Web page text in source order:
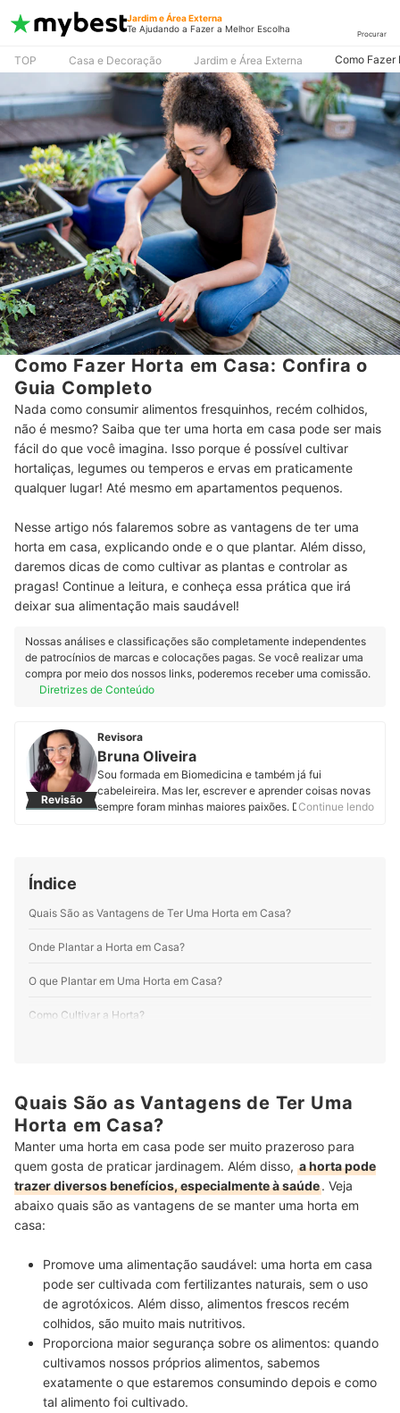
Jardim e Área Externa
Te Ajudando a Fazer a Melhor Escolha
Procurar
TOP Casa e Decoração Jardim e Área Externa Como Fazer
Como Fazer Horta em Casa: Confira o
Guia Completo
Nada como consumir alimentos fresquinhos, recém colhidos,
não é mesmo? Saiba que ter uma horta em casa pode ser mais
fácil do que você imagina. Isso porque é possível cultivar
hortaliças, legumes ou temperos e ervas em praticamente
qualquer lugar! Até mesmo em apartamentos pequenos.
Nesse artigo nós falaremos sobre as vantagens de ter uma
horta em casa, explicando onde e o que plantar. Além disso,
daremos dicas de como cultivar as plantas e controlar as
pragas! Continue a leitura, e conheça essa prática que irá
deixar sua alimentação mais saudável!
Nossas análises e classificações são completamente independentes
de patrocínios de marcas e colocações pagas. Se você realizar uma
compra por meio dos nossos links, poderemos receber uma comissão.
Diretrizes de Conteúdo
Revisão
Revisora
Bruna Oliveira
Sou formada em Biomedicina e também já fui
cabeleireira. Mas ler, escrever e aprender coisas novas
sempre foram minhas maiores paixões. Desde que
entregar informação de qualidade em linguagem clara,
Perfil de Bruna Oliveira
Continue lendo
Índice
Quais São as Vantagens de Ter Uma Horta em Casa?
Onde Plantar a Horta em Casa?
O que Plantar em Uma Horta em Casa?
Como Cultivar a Horta?
a Dia
Conclusão
Quais São as Vantagens de Ter Uma
Horta em Casa?
Manter uma horta em casa pode ser muito prazeroso para
quem gosta de praticar jardinagem. Além disso, a horta pode
trazer diversos benefícios, especialmente à saúde. Veja
abaixo quais são as vantagens de se manter uma horta em
casa:
Promove uma alimentação saudável: uma horta em casa
pode ser cultivada com fertilizantes naturais, sem o uso
de agrotóxicos. Além disso, alimentos frescos recém
colhidos, são muito mais nutritivos.
Proporciona maior segurança sobre os alimentos: quando
cultivamos nossos próprios alimentos, sabemos
exatamente o que estaremos consumindo depois e como
tal alimento foi cultivado.